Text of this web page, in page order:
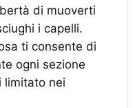
di muoverti
i capelli.
ti consente di
ogni sezione
limitato nei